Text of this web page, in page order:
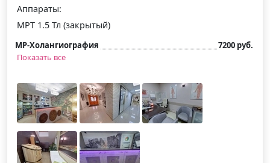
Аппараты:
МРТ 1.5 Тл (закрытый)
МР-Холангиография
7200 руб.
Показать все